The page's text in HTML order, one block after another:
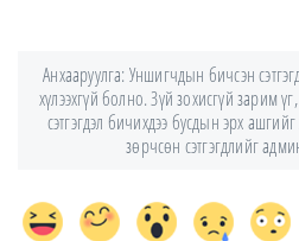
Анхааруулга: Уншигчдын бичсэн
хүлээхгүй болно. Зүй зохисгүй зарим
сэтгэгдэл бичихдээ бусдын эрх
зөрчсөн сэтгэгдлийг